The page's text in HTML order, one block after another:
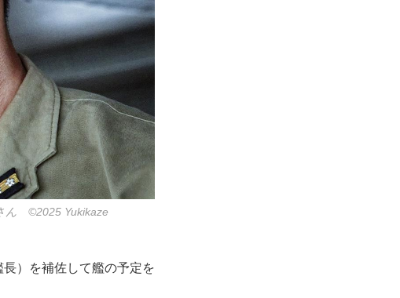
ん ©2025 Yukikaze
）を補佐して艦の予定を